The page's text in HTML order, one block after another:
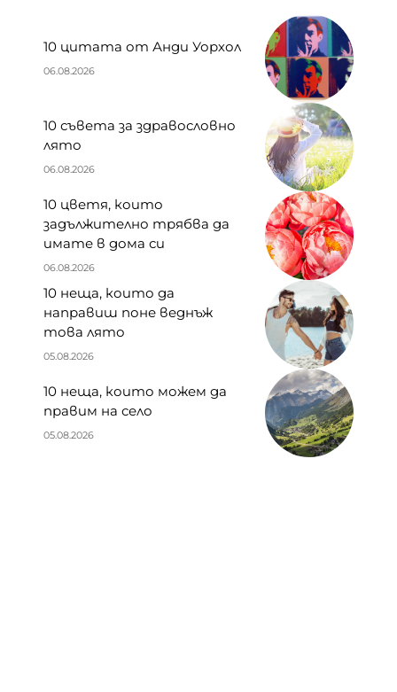
10 цитата от Анди Уорхол
06.08.2026
10 съвета за здравословно
лято
06.08.2026
10 цветя, които
задължително трябва да
имате в дома си
06.08.2026
10 неща, които да
направиш поне веднъж
това лято
05.08.2026
10 неща, които можем да
правим на село
05.08.2026